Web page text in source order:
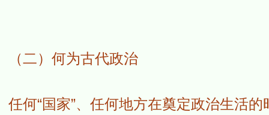
（二）何为古代政治
任何“国家”、任何地方在奠定政治生活